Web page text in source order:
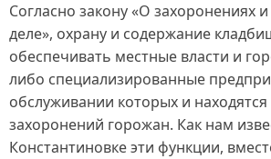
Согласно закону «О захоронениях
деле», охрану и содержание
обеспечивать местные власти и
либо специализированные
обслуживании которых и находятся
захоронений горожан. Как нам
Константиновке эти функции,